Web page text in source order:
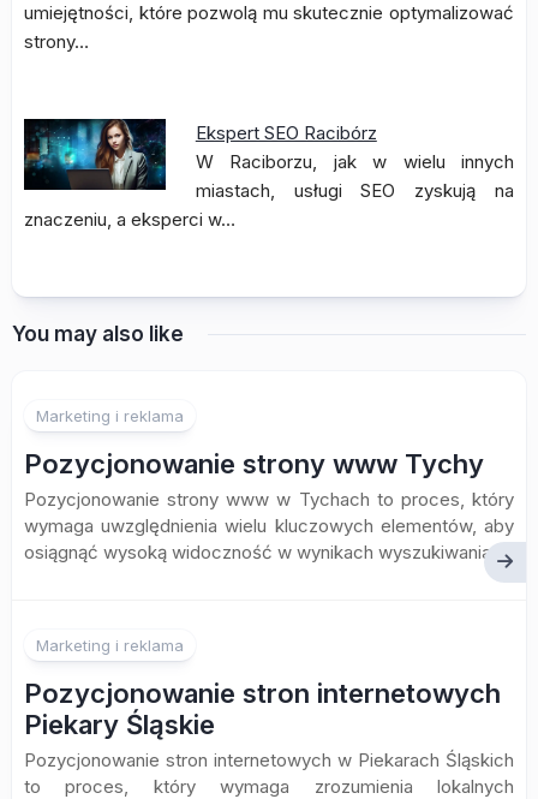
umiejętności, które pozwolą mu skutecznie optymalizować
strony…
Ekspert SEO Racibórz
W Raciborzu, jak w wielu innych
miastach, usługi SEO zyskują na
znaczeniu, a eksperci w…
You may also like
Marketing i reklama
Pozycjonowanie strony www Tychy
Pozycjonowanie strony www w Tychach to proces, który
wymaga uwzględnienia wielu kluczowych elementów, aby
osiągnąć wysoką widoczność w wynikach wyszukiwania....
Marketing i reklama
Pozycjonowanie stron internetowych
Piekary Śląskie
Pozycjonowanie stron internetowych w Piekarach Śląskich
to proces, który wymaga zrozumienia lokalnych